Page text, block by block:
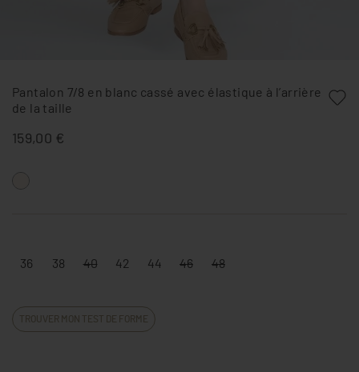
Pantalon 7/8 en blanc cassé avec élastique à l’arrière
de la taille
159,00 €
36 38 40 42 44 46 48
TROUVER MON TEST DE FORME